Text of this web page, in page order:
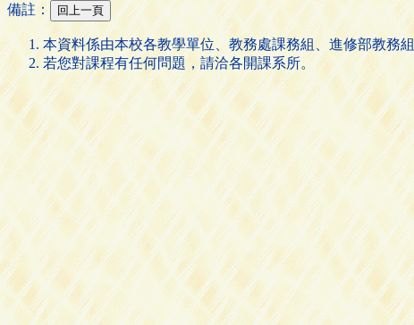
備註：
本資料係由本校各教學單位、教務處課務組、進修部教務
若您對課程有任何問題，請洽各開課系所。